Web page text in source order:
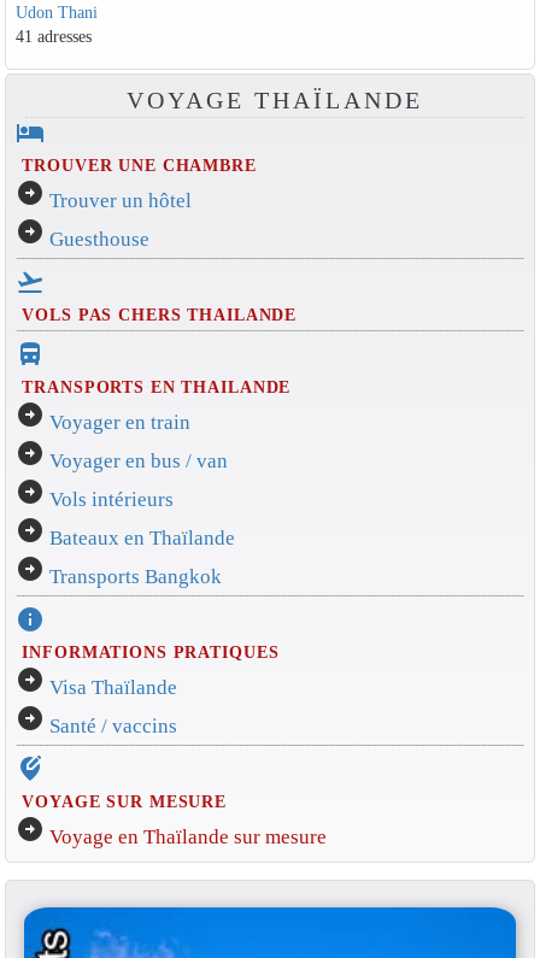
Udon Thani
41 adresses
VOYAGE THAÏLANDE
hotel
TROUVER UNE CHAMBRE
arrow_circle_right Trouver un hôtel
arrow_circle_right Guesthouse
flight_takeoff
VOLS PAS CHERS THAILANDE
directions_bus_filled
TRANSPORTS EN THAILANDE
arrow_circle_right Voyager en train
arrow_circle_right Voyager en bus / van
arrow_circle_right Vols intérieurs
arrow_circle_right Bateaux en Thaïlande
arrow_circle_right Transports Bangkok
info
INFORMATIONS PRATIQUES
arrow_circle_right Visa Thaïlande
arrow_circle_right Santé / vaccins
edit_location_alt
VOYAGE SUR MESURE
arrow_circle_right Voyage en Thaïlande sur mesure